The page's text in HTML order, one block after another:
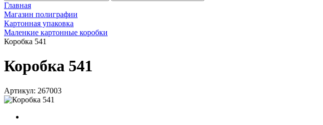
Главная
Магазин полиграфии
Картонная упаковка
Маленкие картонные коробки
Коробка 541
Коробка 541
Артикул: 267003